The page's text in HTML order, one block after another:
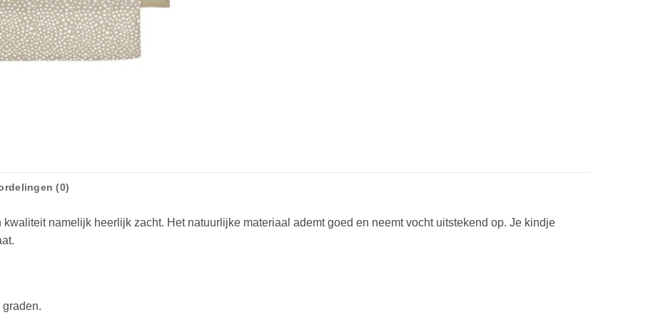
(0)
namelijk heerlijk zacht. Het natuurlijke materiaal ademt goed en neemt vocht uitstekend op. Je kindje